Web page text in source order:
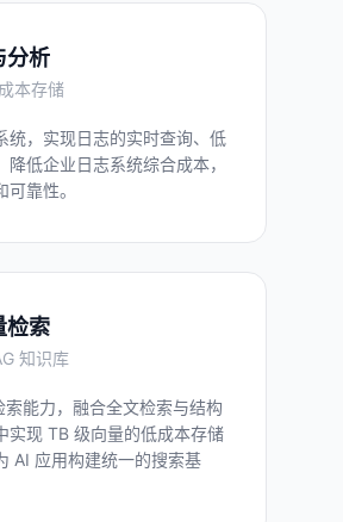
分析
本存储
统，实现日志的实时查询、低
低企业日志系统综合成本，
靠性。
检索
知识库
能力，融合全文检索与结构
实现 TB 级向量的低成本存储
AI 应用构建统一的搜索基